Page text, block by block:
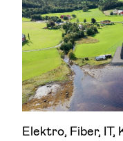
Elektro, Fiber, IT,